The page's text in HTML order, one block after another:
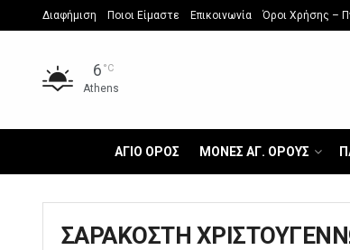
Διαφήμιση Ποιοι Είμαστε Επικοινωνία Όροι Χρήσης –
6 °C
Athens
ΑΓΙΟ ΟΡΟΣ ΜΟΝΕΣ ΑΓ. ΟΡΟΥΣ
ΣΑΡΑΚΟΣΤΗ